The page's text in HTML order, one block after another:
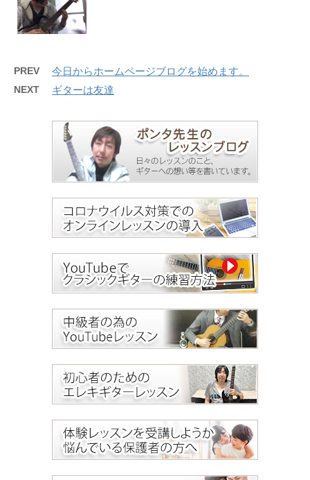
PREV 今日からホームページブログを始めます。
NEXT ギターは友達